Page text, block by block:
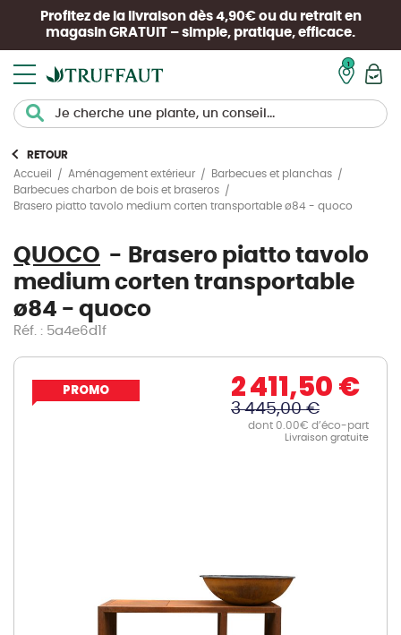
Profitez de la livraison dès 4,90€ ou du retrait en
magasin GRATUIT – simple, pratique, efficace.
RETOUR
Accueil
Aménagement extérieur
Barbecues et planchas
Barbecues charbon de bois et braseros
Brasero piatto tavolo medium corten transportable ø84 - quoco
QUOCO
Brasero piatto tavolo
medium corten transportable
ø84 - quoco
Réf. : 5a4e6d1f
PROMO 2 411,50 €
3 445,00 €
dont 0.00€ d’éco-part
Livraison gratuite